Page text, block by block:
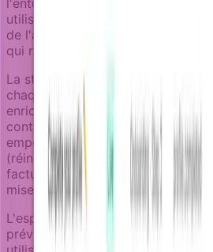
utilisateurs passant de la
de l'activation aux revenus, ont
qui reconnaissent leur contexte
La structure de campagne linéaire
chaque séquence focalisée et
enrichisseurs assurent que les
contexte métier actuel. La
empêche de mélanger les
(réinitialisations de mot de passe,
facturation) avec les campagnes
mise à niveau, annonces de
L'espace de révision de
prévisualiser comment les